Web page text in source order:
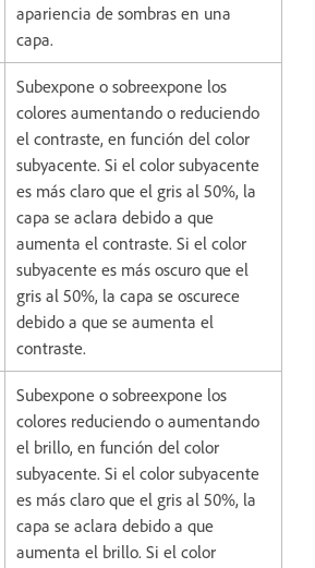
apariencia de sombras en una
capa.
Subexpone o sobreexpone los
colores aumentando o reduciendo
el contraste, en función del color
subyacente. Si el color subyacente
es más claro que el gris al 50%, la
capa se aclara debido a que
aumenta el contraste. Si el color
subyacente es más oscuro que el
gris al 50%, la capa se oscurece
debido a que se aumenta el
contraste.
Subexpone o sobreexpone los
colores reduciendo o aumentando
el brillo, en función del color
subyacente. Si el color subyacente
es más claro que el gris al 50%, la
capa se aclara debido a que
aumenta el brillo. Si el color